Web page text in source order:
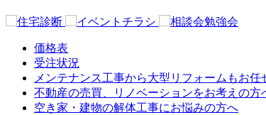
価格表
受注状況
メンテナンス工事から大型リフォームもお任
不動産の売買、リノベーションをお考えの方
空き家・建物の解体工事にお悩みの方へ